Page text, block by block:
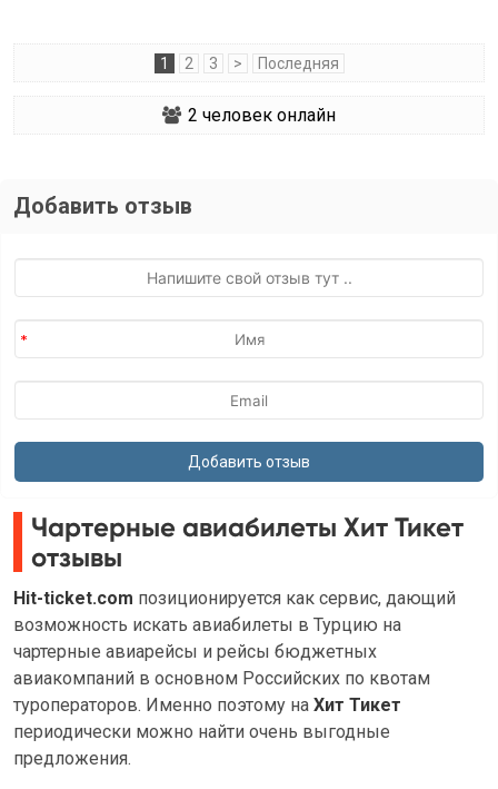
1 2 3 > Последняя
2 человек онлайн
Добавить отзыв
Чартерные авиабилеты Хит Тикет
отзывы
Hit-ticket.com позиционируется как сервис, дающий
возможность искать авиабилеты в Турцию на
чартерные авиарейсы и рейсы бюджетных
авиакомпаний в основном Российских по квотам
туроператоров. Именно поэтому на Хит Тикет
периодически можно найти очень выгодные
предложения.